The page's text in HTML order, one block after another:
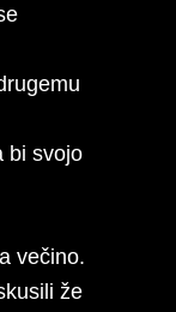
bi svojo
večino.
že